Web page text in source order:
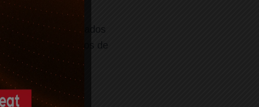
podem ser usados
seus hábitos de
nos seus
que suas
para enviar